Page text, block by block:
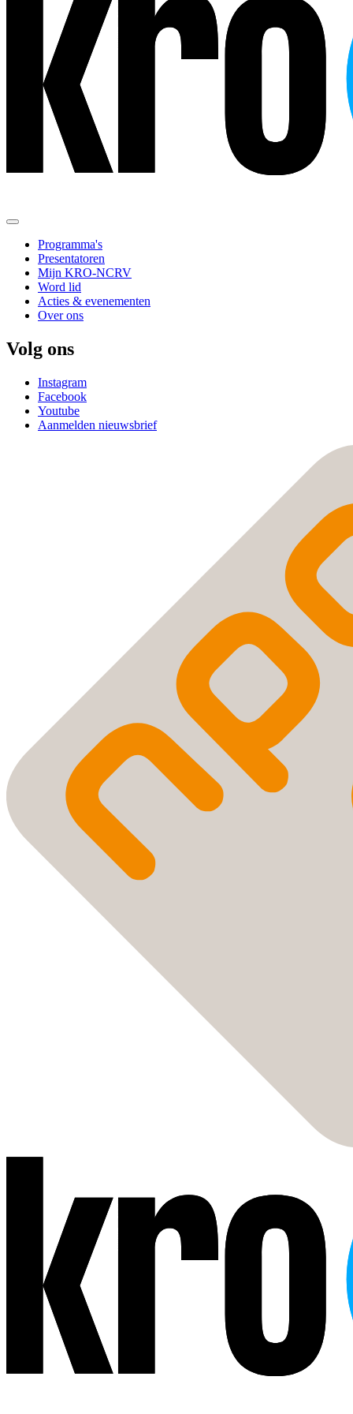
Programma's
Presentatoren
Mijn KRO-NCRV
Word lid
Acties & evenementen
Over ons
Volg ons
Instagram
Facebook
Youtube
Aanmelden nieuwsbrief